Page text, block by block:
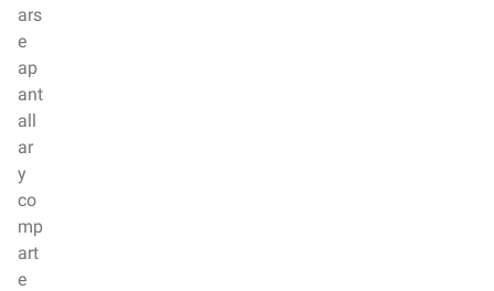
ars
e
ap
ant
all
ar
y
co
mp
art
e